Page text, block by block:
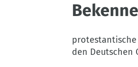
protestantische
den Deutschen